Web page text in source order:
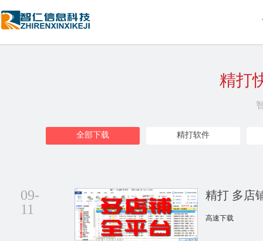
精打
全部下载 精打软件
09-
11
精打 多店
高速下载